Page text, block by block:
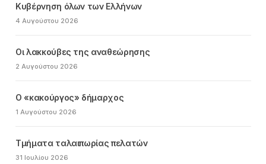
Κυβέρνηση όλων των Ελλήνων
4 Αυγούστου 2026
Οι λακκούβες της αναθεώρησης
2 Αυγούστου 2026
Ο «κακούργος» δήμαρχος
1 Αυγούστου 2026
Τμήματα ταλαιπωρίας πελατών
31 Ιουλίου 2026